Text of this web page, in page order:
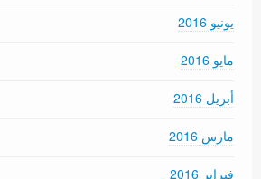
يونيو 2016
مايو 2016
أبريل 2016
مارس 2016
فبراير 2016